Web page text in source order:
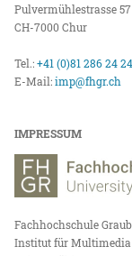
Pulvermühlestrasse 57
CH-7000 Chur
Tel.:+41 (0)81 286 24 24
E-Mail:imp@fhgr.ch
IMPRESSUM
Fachhochschule
Institut für